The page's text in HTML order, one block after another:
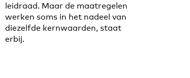
leidraad. Maar de maatregelen
werken soms in het nadeel van
diezelfde kernwaarden, staat
erbij.